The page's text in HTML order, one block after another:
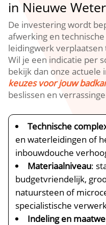
in Nieuwe
De investering wordt
afwerking en
leidingwerk
Wil je een indicatie per
bekijk dan onze actuele
keuzes voor jouw
beslissen en
Technische
en waterleidingen of
inbouwdouche
Materiaalniveau:
budgetvriendelijk,
natuursteen of
specialistische
Indeling en